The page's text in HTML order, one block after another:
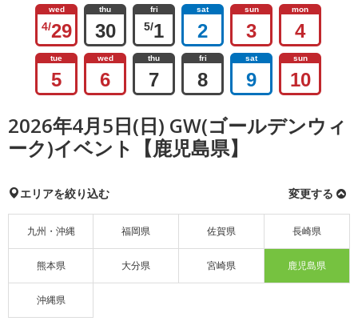
wed
4/29
thu
30
fri
5/1
sat
2
sun
3
mon
4
tue
5
wed
6
thu
7
fri
8
sat
9
sun
10
2026年4月5日(日) GW(ゴールデンウィ
ーク)イベント【鹿児島県】
エリアを絞り込む 変更する
九州・沖縄 福岡県 佐賀県 長崎県
熊本県 大分県 宮崎県 鹿児島県
沖縄県